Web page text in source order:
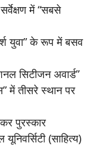
सर्वेक्षण में “सबसे
युवा” के रूप में बसव
सिटीजन अवार्ड”
में तीसरे स्थान पर
पुरस्कार
(साहित्य)